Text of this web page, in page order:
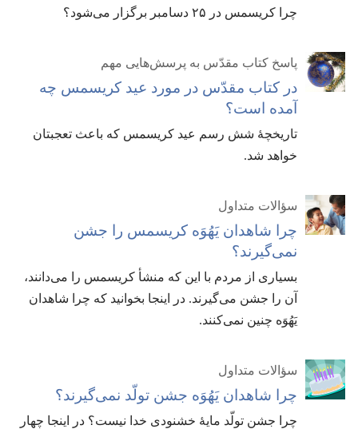
چرا کریسمس در ۲۵ دسامبر برگزار می‌شود؟‏
پاسخ کتاب مقدّس به پرسش‌هایی مهم
در کتاب مقدّس در مورد عید کریسمس چه
آمده است؟‏
تاریخچهٔ شش رسم عید کریسمس که باعث تعجبتان
خواهد شد.‏
سؤالات متداول
چرا شاهدان یَهُوَه کریسمس را جشن
نمی‌گیرند؟‏
بسیاری از مردم با این که منشأ کریسمس را می‌دانند،‏
آن را جشن می‌گیرند.‏ در اینجا بخوانید که چرا شاهدان
یَهُوَه چنین نمی‌کنند.‏
سؤالات متداول
چرا شاهدان یَهُوَه جشن تولّد نمی‌گیرند؟‏
چرا جشن تولّد مایهٔ خشنودی خدا نیست؟‏ در اینجا چهار